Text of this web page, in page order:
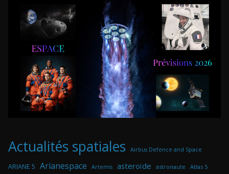
Actualités spatiales Airbus Defence and Space
ARIANE 5 Arianespace Artemis asteroïde astronaute Atlas 5